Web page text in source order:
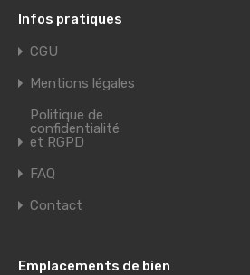
Infos pratiques
CGU
Mentions légales
Politique de
confidentialité
et RGPD
FAQ
Contact
Emplacements de bien